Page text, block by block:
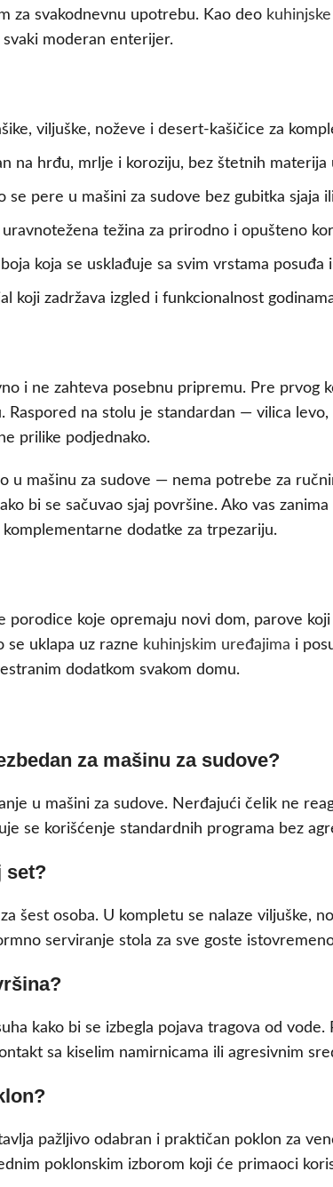
za svakodnevnu upotrebu. Kao deo
moderan enterijer.
viljuške, noževe i desert-kašičice za
na hrđu, mrlje i koroziju, bez štetnih materija
se pere u mašini za sudove bez gubitka sjaja
težina za prirodno i opušteno
koja se usklađuje sa svim vrstama posuđa
koji zadržava izgled i funkcionalnost
i ne zahteva posebnu pripremu. Pre
na stolu je standardan — vilica
prilike podjednako.
u mašinu za sudove — nema potrebe za
bi se sačuvao sjaj površine. Ako vas
komplementarne dodatke za trpezariju.
porodice koje opremaju novi dom, parove
se uklapa uz razne kuhinjskim uređajima i
dodatkom svakom domu.
za mašinu za sudove?
u mašini za sudove. Nerđajući čelik ne
se korišćenje standardnih programa bez
set?
šest osoba. U kompletu se nalaze viljuške,
serviranje stola za sve goste
kako bi se izbegla pojava tragova od
sa kiselim namirnicama ili agresivnim
pažljivo odabran i praktičan poklon za
poklonskim izborom koji će primaoci